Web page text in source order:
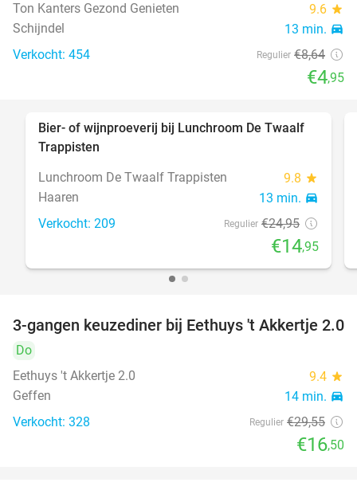
Ton Kanters Gezond Genieten
9.6 star
Schijndel 13 min. directions_car
Verkocht: 454 Regulier €8,64
€4,95
40%
Bier- of wijnproeverij bij Lunchroom De Twaalf
Trappisten
Lunchroom De Twaalf Trappisten
9.8 star
Haaren 13 min. directions_car
Verkocht: 209 Regulier €24,95
€14,95
44%
3-gangen keuzediner bij Eethuys 't Akkertje 2.0
Do
Eethuys 't Akkertje 2.0
9.4 star
Geffen 14 min. directions_car
Verkocht: 328 Regulier €29,55
€16,50